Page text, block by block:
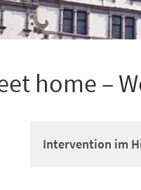
home –
Intervention im